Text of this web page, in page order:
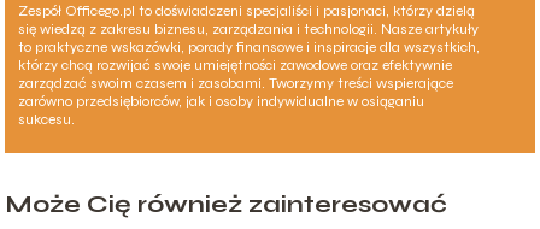
Zespół Officego.pl to doświadczeni specjaliści i pasjonaci, którzy dzielą
się wiedzą z zakresu biznesu, zarządzania i technologii. Nasze artykuły
to praktyczne wskazówki, porady finansowe i inspiracje dla wszystkich,
którzy chcą rozwijać swoje umiejętności zawodowe oraz efektywnie
zarządzać swoim czasem i zasobami. Tworzymy treści wspierające
zarówno przedsiębiorców, jak i osoby indywidualne w osiąganiu
sukcesu.
Może Cię również zainteresować